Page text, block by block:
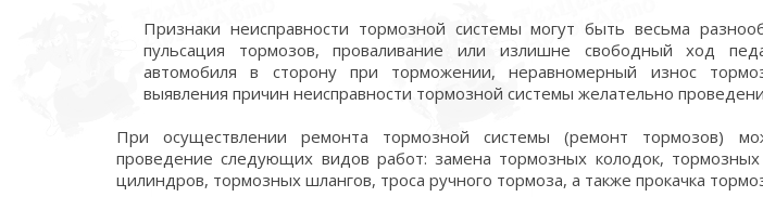
Признаки неисправности тормозной системы могут быть весьма
пульсация тормозов, проваливание или излишне свободный ход
автомобиля в сторону при торможении, неравномерный износ
выявления причин неисправности тормозной системы желательно
При осуществлении ремонта тормозной системы (ремонт тормозов)
проведение следующих видов работ: замена тормозных колодок,
цилиндров, тормозных шлангов, троса ручного тормоза, а также прокачка